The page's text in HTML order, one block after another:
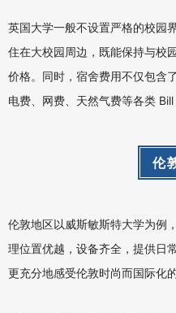
英国大学一般不设置严格的校园
住在大校园周边，既能保持与校
价格。同时，宿舍费用不仅包含
电费、网费、天然气费等各类 Bill
伦
伦敦地区以威斯敏斯特大学为例
理位置优越，设备齐全，提供日
更充分地感受伦敦时尚而国际化